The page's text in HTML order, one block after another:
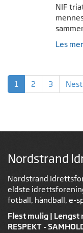
NIF
Les mer
1 2 3
Nordstrand
Nordstrand
eldste
fotball, håndball, e-
Flest mulig | Lengst
RESPEKT -